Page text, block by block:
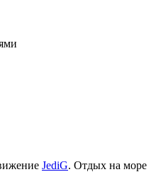
JediG. Отдых на море